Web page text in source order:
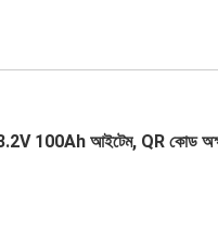
100Ah আইটেম, QR কোড অক্ষত,